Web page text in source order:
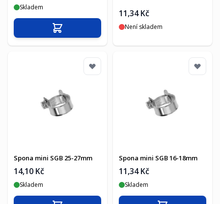
Skladem
Přidat do košíku
11,34 Kč
Není skladem
Spona mini SGB 25-27mm
14,10 Kč
Skladem
Spona mini SGB 16-18mm
11,34 Kč
Skladem